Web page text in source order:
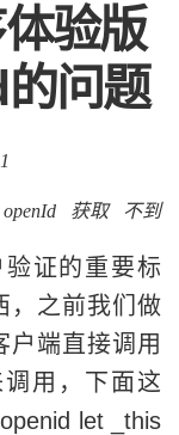
验版
问题
openId 获取 不到
证的重要标
，之前我们做
户端直接调用
用，下面这
let _this